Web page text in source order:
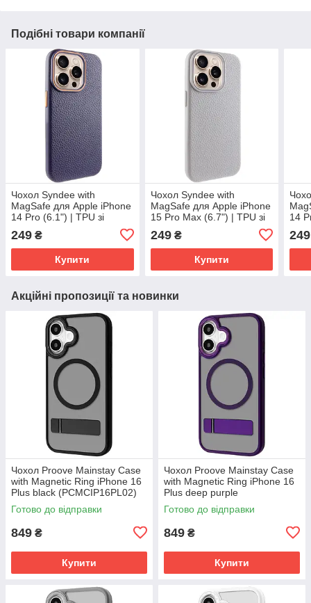
Подібні товари компанії
Чохол Syndee with
MagSafe для Apple iPhone
14 Pro (6.1") | TPU зі
стилізацією під шкіру Gem
Blue
249 ₴
Купити
Чохол Syndee with
MagSafe для Apple iPhone
15 Pro Max (6.7") | TPU зі
Titanium Gray
249₴
Купити
14
Blue
249
Акційні пропозиції та новинки
Чохол Proove Mainstay Case
with Magnetic Ring iPhone 16
Plus black (PCMCIP16PL02)
Готово до відправки
849 ₴
Купити
Чохол Proove Mainstay Case
with Magnetic Ring iPhone 16
Plus deep purple
(PCMCIP16PL04)
Готово до відправки
849 ₴
Купити